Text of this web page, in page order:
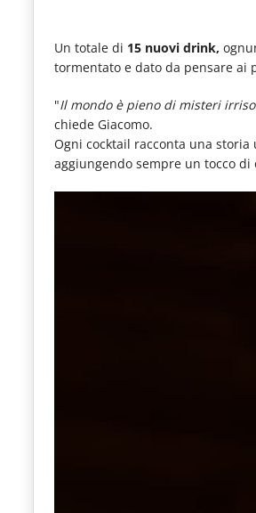
Un totale di 15 nuovi drink,
tormentato e dato da pensare ai
"Il mondo è pieno di misteri
chiede Giacomo.
Ogni cocktail racconta una
aggiungendo sempre un tocco di